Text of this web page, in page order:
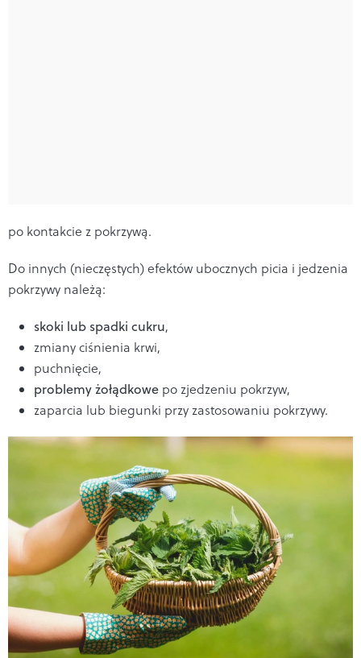
po kontakcie z pokrzywą.
Do innych (nieczęstych) efektów ubocznych picia i jedzenia
pokrzywy należą:
skoki lub spadki cukru,
zmiany ciśnienia krwi,
puchnięcie,
problemy żołądkowe po zjedzeniu pokrzyw,
zaparcia lub biegunki przy zastosowaniu pokrzywy.